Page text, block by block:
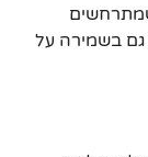
גם בשמירה על